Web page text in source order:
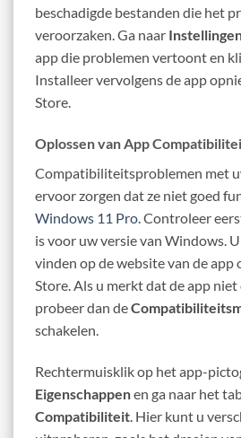
beschadigde bestanden die het
veroorzaken. Ga naar
app die problemen vertoont en
Installeer vervolgens de app
Store.
Oplossen van App
Compatibiliteitsproblemen met
ervoor zorgen dat ze niet goed
Windows 11 Pro. Controleer
is voor uw versie van Windows.
vinden op de website van de
Store. Als u merkt dat de app
probeer dan de
schakelen.
Rechtermuisklik op het app-
Eigenschappenen ga naar het
Compatibiliteit. Hier kunt u